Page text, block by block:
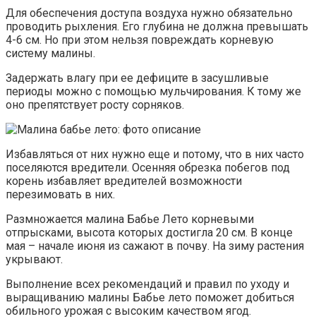
Для обеспечения доступа воздуха нужно обязательно
проводить рыхления. Его глубина не должна превышать
4-6 см. Но при этом нельзя повреждать корневую
систему малины.
Задержать влагу при ее дефиците в засушливые
периоды можно с помощью мульчирования. К тому же
оно препятствует росту сорняков.
Избавляться от них нужно еще и потому, что в них часто
поселяются вредители. Осенняя обрезка побегов под
корень избавляет вредителей возможности
перезимовать в них.
Размножается малина Бабье Лето корневыми
отпрысками, высота которых достигла 20 см. В конце
мая – начале июня из сажают в почву. На зиму растения
укрывают.
Выполнение всех рекомендаций и правил по уходу и
выращиванию малины Бабье лето поможет добиться
обильного урожая с высоким качеством ягод.